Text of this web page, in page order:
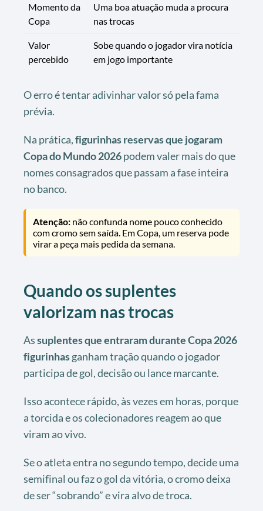
Momento da
Copa
Uma boa atuação muda a procura
nas trocas
Valor
percebido
Sobe quando o jogador vira notícia
em jogo importante
O erro é tentar adivinhar valor só pela fama
prévia.
Na prática,figurinhas reservas que jogaram
Copa do Mundo 2026podem valer mais do que
nomes consagrados que passam a fase inteira
no banco.
Atenção: não confunda nome pouco conhecido
com cromo sem saída. Em Copa, um reserva pode
virar a peça mais pedida da semana.
Quando os suplentes
valorizam nas trocas
Assuplentes que entraram durante Copa 2026
figurinhasganham tração quando o jogador
participa de gol, decisão ou lance marcante.
Isso acontece rápido, às vezes em horas, porque
a torcida e os colecionadores reagem ao que
viram ao vivo.
Se o atleta entra no segundo tempo, decide uma
semifinal ou faz o gol da vitória, o cromo deixa
de ser “sobrando” e vira alvo de troca.